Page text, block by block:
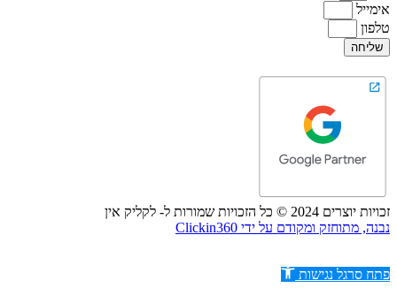
אימייל
טלפון
שליחה
זכויות יוצרים 2024 © כל הזכויות שמורות ל- לקליק אין
נבנה, מתוחזק ומקודם על ידי Clickin360
פתח סרגל נגישות